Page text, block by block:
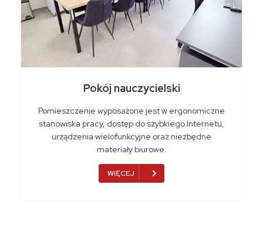
Pokój nauczycielski
Pomieszczenie wyposażone jest w ergonomiczne
stanowiska pracy, dostęp do szybkiego Internetu,
urządzenia wielofunkcyjne oraz niezbędne
materiały biurowe.
WIĘCEJ